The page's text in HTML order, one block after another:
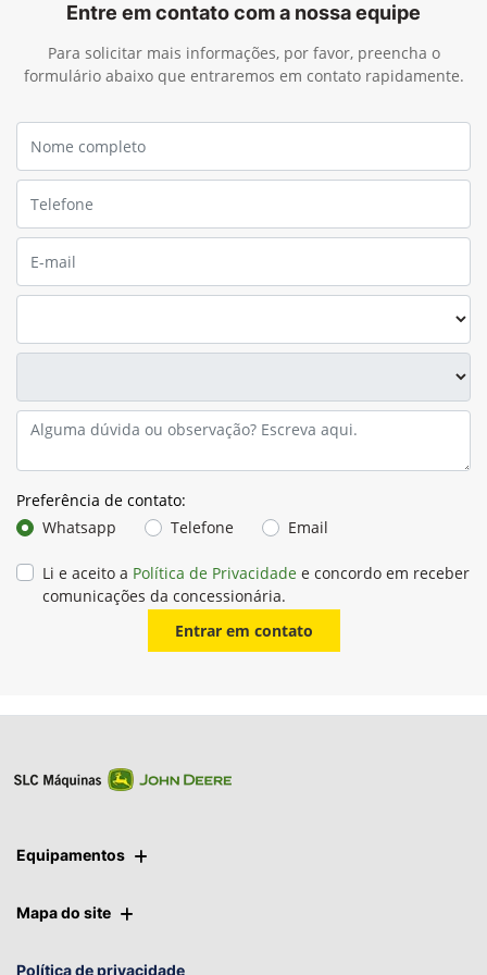
Entre em contato com a nossa equipe
Para solicitar mais informações, por favor, preencha o
formulário abaixo que entraremos em contato rapidamente.
Preferência de contato:
Whatsapp
Telefone Email
Li e aceito a Política de Privacidade e concordo em receber
comunicações da concessionária.
Entrar em contato
Equipamentos
Mapa do site
Política de privacidade